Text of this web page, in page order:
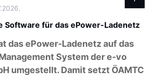
Software für das ePower-Ladenetz
das ePower-Ladenetz auf das
System der e-vo
umgestellt. Damit setzt ÖAMTC